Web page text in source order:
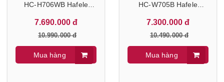
HC-H706WB Hafele
533.87.378
7.690.000 đ
10.990.000 đ
Mua hàng
HC-W705B Hafele
533.87.377
7.300.000 đ
10.490.000 đ
Mua hàng